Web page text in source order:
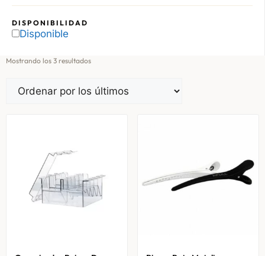
DISPONIBILIDAD
Disponible
Mostrando los 3 resultados